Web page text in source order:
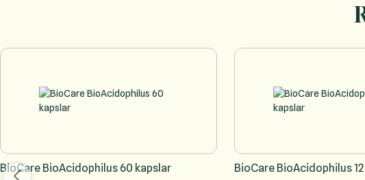
BioCare BioAcidophilus 60 kapslar BioCare BioAcidophilus